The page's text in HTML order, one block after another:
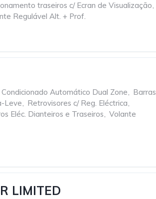
traseiros c/ Ecran de Visualização,
Regulável Alt. + Prof.
Automático Dual Zone, Barras
Leve, Retrovisores c/ Reg. Eléctrica,
Eléc. Dianteiros e Traseiros, Volante
LIMITED